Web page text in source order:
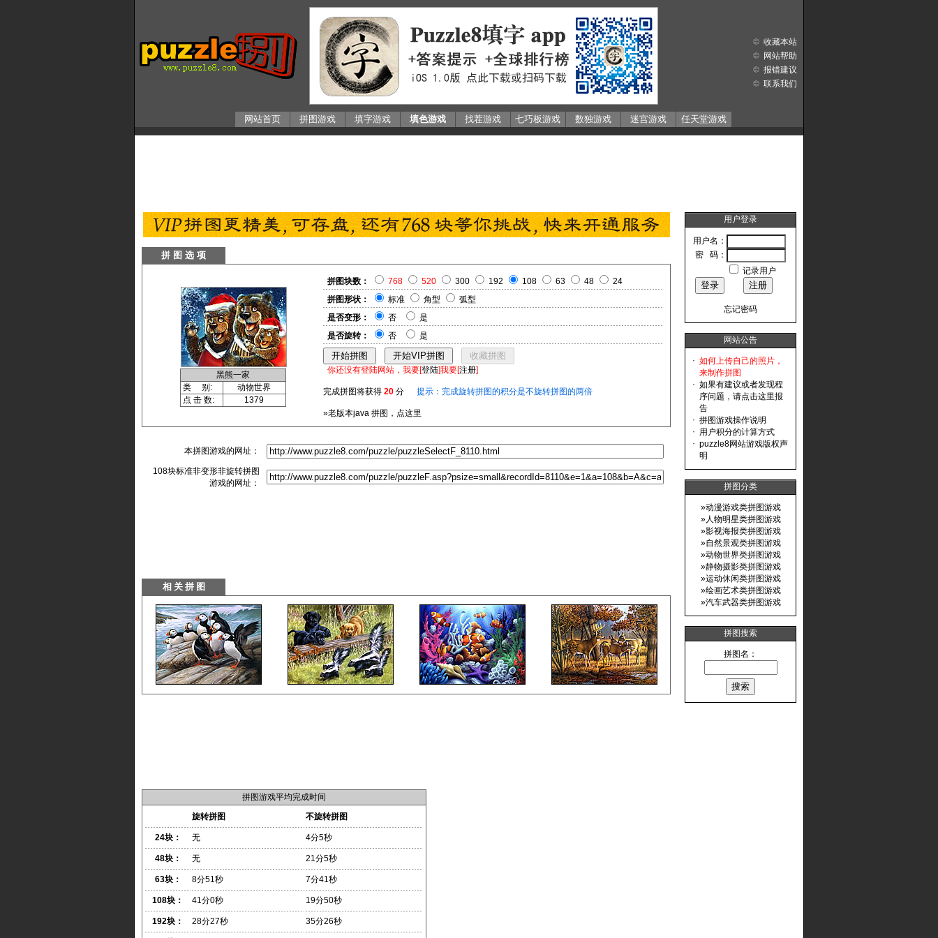
网站首页 拼图游戏 填字游戏 填色游戏 找茬游戏 七巧板游戏 数独游戏 迷宫游戏 任天堂游戏
收藏本站
网站帮助
报错建议
联系我们
拼 图 选 项
黑熊一家
类 别:
动物世界
点 击 数:
1379
拼图块数： 768 520 300 192 108 63 48
24
拼图形状：
标准 角型
弧型
是否变形：
否
是
是否旋转：
否 是
你还没有登陆网站，我要[登陆]我要[注册]
完成拼图将获得 20 分 提示：完成旋转拼图的积分是不旋转拼图的两倍
»老版本java 拼图，点这里
本拼图游戏的网址：
108块标准非变形非旋转拼图
游戏的网址：
拼图游戏平均完成时间
旋转拼图
不旋转拼图
24块： 无 4分5秒
48块： 无 21分5秒
63块： 8分51秒 7分41秒
108块： 41分0秒 19分50秒
192块： 28分27秒 35分26秒
用户登录
用户名：
密 码：
记录用户
忘记密码
网站公告
· 如何上传自己的照片，
来制作拼图
· 如果有建议或者发现程
序问题，请点击这里报
告
· 拼图游戏操作说明
· 用户积分的计算方式
· puzzle8网站游戏版权声
明
拼图分类
»动漫游戏类拼图游戏
»人物明星类拼图游戏
»影视海报类拼图游戏
»自然景观类拼图游戏
»动物世界类拼图游戏
»静物摄影类拼图游戏
»运动休闲类拼图游戏
»绘画艺术类拼图游戏
»汽车武器类拼图游戏
拼图搜索
拼图名：